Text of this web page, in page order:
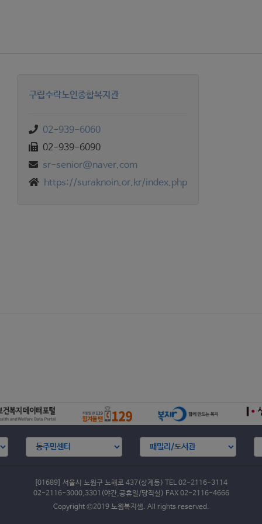
구립수락노인종합복지관
02-939-6060
02-939-6090
sr-senior@naver.com
https://suraknoin.or.kr/index.php
[01689] 서울시 노원구 노해로 437(상계동) TEL 02-2116-3114
02-2116-3000,3301(야간,공휴일/당직실) FAX 02-2116-4666
Copyright ©2019 노원복지샘. All rights reserved.